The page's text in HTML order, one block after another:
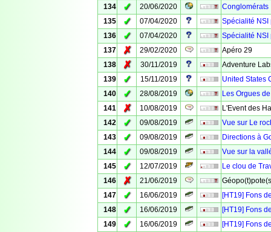
134
✓ 20/06/2020
Conglomérats
135
✓ 07/04/2020
Spécialité NSI
136
✓ 07/04/2020
Spécialité NSI
137
✗ 29/02/2020
Apéro 29
138
✗ 30/11/2019
Adventure
139
✓ 15/11/2019
United States
140
✓ 28/08/2019
Les Orgues
141
✗ 10/08/2019
L'Event des
142
✓ 09/08/2019
Vue sur Le
143
✓ 09/08/2019
Directions à
144
✓ 09/08/2019
Vue sur la
145
✓ 12/07/2019
Le clou de
146
✗ 21/06/2019
147
✓ 16/06/2019
[HT19] Fons
148
✓ 16/06/2019
[HT19] Fons
149
✓ 16/06/2019
[HT19] Fons